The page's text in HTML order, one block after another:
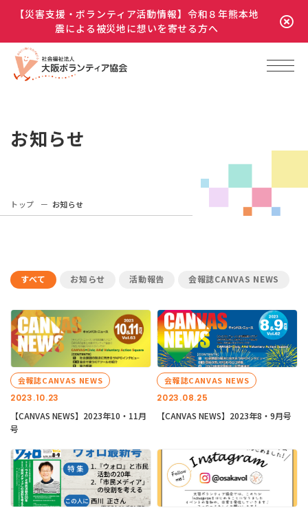
【災害支援・ボランティア活動情報】令和８年熊本地
震による被災地に想いを寄せる方へ
お知らせ
トップ お知らせ
すべて お知らせ 活動報告 会報誌CANVAS NEWS
2023.10.23
会報誌CANVAS NEWS
【CANVAS NEWS】2023年10・11月
号
2023.08.25
会報誌CANVAS NEWS
【CANVAS NEWS】2023年8・9月号